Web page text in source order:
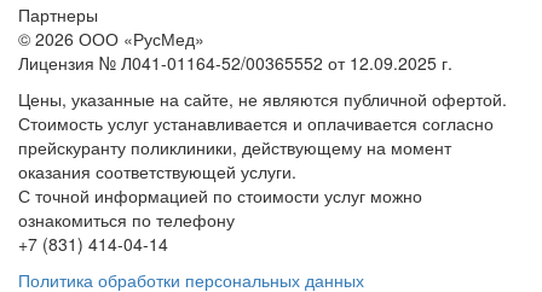
Партнеры
© 2026 ООО «РусМед»
Лицензия № Л041-01164-52/00365552 от 12.09.2025 г.
Цены, указанные на сайте, не являются публичной офертой.
Стоимость услуг устанавливается и оплачивается согласно
прейскуранту поликлиники, действующему на момент
оказания соответствующей услуги.
С точной информацией по стоимости услуг можно
ознакомиться по телефону
+7 (831) 414-04-14
Политика обработки персональных данных